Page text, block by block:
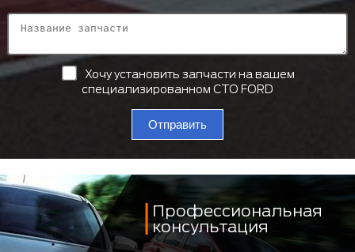
Хочу установить запчасти на вашем
специализированном СТО FORD
Отправить
Профессиональная
консультация